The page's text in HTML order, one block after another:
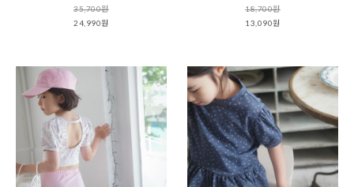
35,700원
24,990원
18,700원
13,090원